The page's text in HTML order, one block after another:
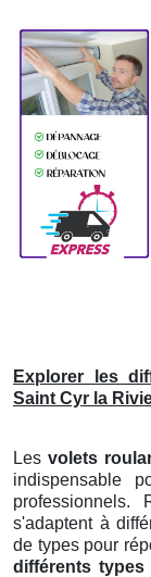
Explorer les
Saint Cyr la
Les volets
indispensable
professionnels.
s'adaptent à
de types pour
différents